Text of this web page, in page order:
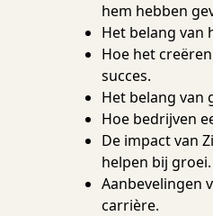
hem hebben
Het belang van
Hoe het
succes.
Het belang van
Hoe bedrijven
De impact van
helpen bij groei.
Aanbevelingen
carrière.